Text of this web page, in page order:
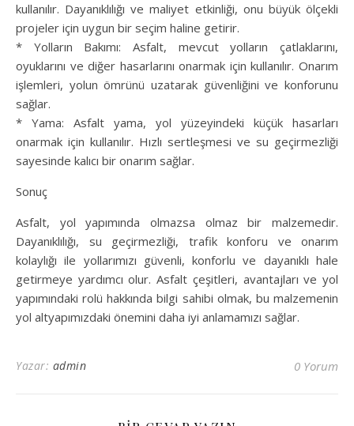
kullanılır. Dayanıklılığı ve maliyet etkinliği, onu büyük ölçekli
projeler için uygun bir seçim haline getirir.
* Yolların Bakımı: Asfalt, mevcut yolların çatlaklarını,
oyuklarını ve diğer hasarlarını onarmak için kullanılır. Onarım
işlemleri, yolun ömrünü uzatarak güvenliğini ve konforunu
sağlar.
* Yama: Asfalt yama, yol yüzeyindeki küçük hasarları
onarmak için kullanılır. Hızlı sertleşmesi ve su geçirmezliği
sayesinde kalıcı bir onarım sağlar.
Sonuç
Asfalt, yol yapımında olmazsa olmaz bir malzemedir.
Dayanıklılığı, su geçirmezliği, trafik konforu ve onarım
kolaylığı ile yollarımızı güvenli, konforlu ve dayanıklı hale
getirmeye yardımcı olur. Asfalt çeşitleri, avantajları ve yol
yapımındaki rolü hakkında bilgi sahibi olmak, bu malzemenin
yol altyapımızdaki önemini daha iyi anlamamızı sağlar.
Yazar: admin 0 Yorum